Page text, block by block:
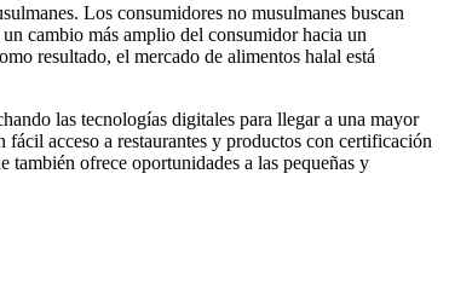
Los consumidores no musulmanes buscan
cambio más amplio del consumidor hacia un
resultado, el mercado de alimentos halal está
las tecnologías digitales para llegar a una mayor
acceso a restaurantes y productos con certificación
también ofrece oportunidades a las pequeñas y